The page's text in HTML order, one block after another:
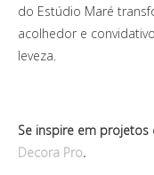
do Estúdio Maré
acolhedor e
leveza.
Se inspire em
Decora Pro.